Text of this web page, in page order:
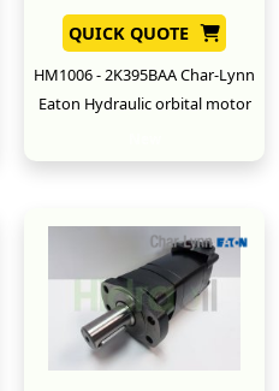
QUICK QUOTE
HM1006 - 2K395BAA Char-Lynn
Eaton Hydraulic orbital motor